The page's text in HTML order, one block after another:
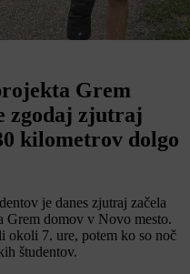
Grem
zgodaj zjutraj
kilometrov dolgo
je danes zjutraj začela
Grem domov v Novo mesto.
okoli 7. ure, potem ko so noč
študentov.